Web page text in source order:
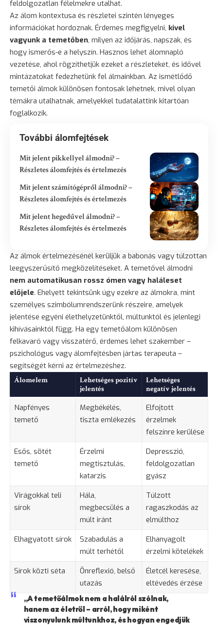
feldolgozatlan félelmekre utalhat.
Az álom kontextusa és részletei szintén lényeges
információkat hordoznak. Érdemes megfigyelni, kivel
vagyunk a temetőben, milyen az időjárás, napszak, és
hogy ismerős-e a helyszín. Hasznos lehet álomnapló
vezetése, ahol rögzíthetjük ezeket a részleteket, és idővel
mintázatokat fedezhetünk fel álmainkban. Az ismétlődő
temetői álmok különösen fontosak lehetnek, mivel olyan
témákra utalhatnak, amelyekkel tudatalattink kitartóan
foglalkozik.
További álomfejtések
Mit jelent pikkellyel álmodni? –
Részletes álomfejtés és értelmezés
Mit jelent számítógépről álmodni? –
Részletes álomfejtés és értelmezés
Mit jelent hegedűvel álmodni? –
Részletes álomfejtés és értelmezés
Az álmok értelmezésénél kerüljük a babonás vagy túlzottan
leegyszerűsítő megközelítéseket. A temetővel álmodni
nem automatikusan rossz ómen vagy haláleset
előjele. Ehelyett tekintsünk úgy ezekre az álmokra, mint
személyes szimbólumrendszerünk részeire, amelyek
jelentése egyéni élethelyzetünktől, múltunktól és jelenlegi
kihívásainktól függ. Ha egy temetőálom különösen
felkavaró vagy visszatérő, érdemes lehet szakember –
pszichológus vagy álomfejtésben jártas terapeuta –
segítségét kérni az értelmezéshez.
Álomelem
Lehetséges pozitív
jelentés
Lehetséges
negatív jelentés
Napfényes
temető
Megbékélés,
tiszta emlékezés
Elfojtott
érzelmek
felszínre kerülése
Esős, sötét
temető
Érzelmi
megtisztulás,
katarzis
Depresszió,
feldolgozatlan
gyász
Virágokkal teli
sírok
Hála,
megbecsülés a
múlt iránt
Túlzott
ragaszkodás az
elmúlthoz
Elhagyatott sírok
Szabadulás a
múlt terhétől
Elhanyagolt
érzelmi kötelékek
Sírok közti séta
Önreflexió, belső
utazás
Életcél keresése,
eltévedés érzése
„A temetőálmok nem a halálról szólnak,
hanem az életről – arról, hogy miként
viszonyulunk múltunkhoz, és hogyan engedjük